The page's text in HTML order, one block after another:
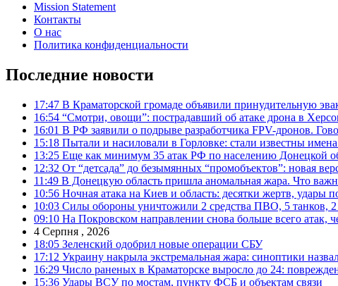
Mission Statement
Контакты
О нас
Политика конфиденциальности
Последние новости
17:47 В Краматорской громаде объявили принудительную
16:54 “Смотри, овощи”: пострадавший об атаке дрона в
16:01 В РФ заявили о подрыве разработчика FPV-дронов.
15:18 Пытали и насиловали в Горловке: стали известны
13:25 Еще как минимум 35 атак РФ по населению Донецкой
12:32 От “детсада” до безымянных “промобъектов”: новая
11:49 В Донецкую область пришла аномальная жара. Что
10:56 Ночная атака на Киев и область: десятки жертв, удары
10:03 Силы обороны уничтожили 2 средства ПВО, 5 танков,
09:10 На Покровском направлении снова больше всего атак,
4 Серпня , 2026
18:05 Зеленский одобрил новые операции СБУ
17:12 Украину накрыла экстремальная жара: синоптики
16:29 Число раненых в Краматорске выросло до 24:
15:36 Удары ВСУ по мостам, пункту ФСБ и объектам связи